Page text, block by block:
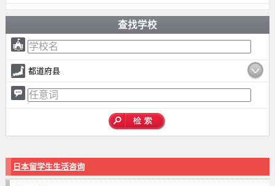
查找学校
都道府县
日本留学生生活咨询